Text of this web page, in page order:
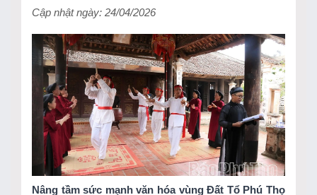
Cập nhật ngày: 24/04/2026
Nâng tầm sức mạnh văn hóa vùng Đất Tổ Phú Thọ